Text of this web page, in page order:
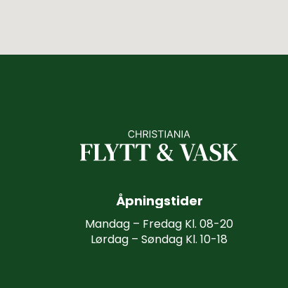
Åpningstider
Mandag – Fredag Kl. 08-20
Lørdag – Søndag Kl. 10-18